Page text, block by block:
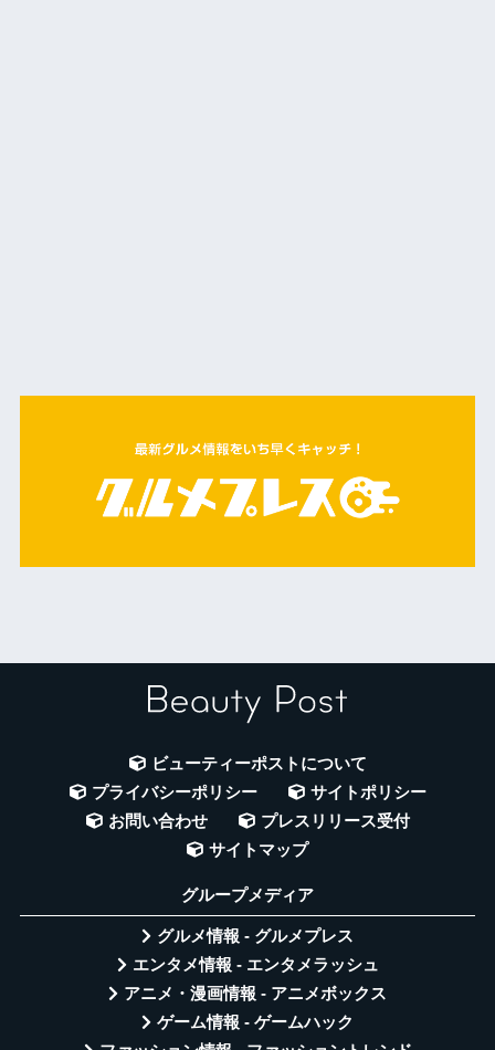
ビューティーポストについて
プライバシーポリシー
サイトポリシー
お問い合わせ
プレスリリース受付
サイトマップ
グループメディア
グルメ情報 - グルメプレス
エンタメ情報 - エンタメラッシュ
アニメ・漫画情報 - アニメボックス
ゲーム情報 - ゲームハック